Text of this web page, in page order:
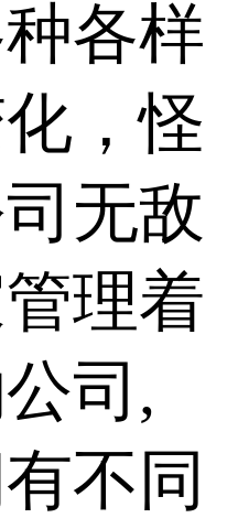
各样
，怪
无敌
理着
司,
不同